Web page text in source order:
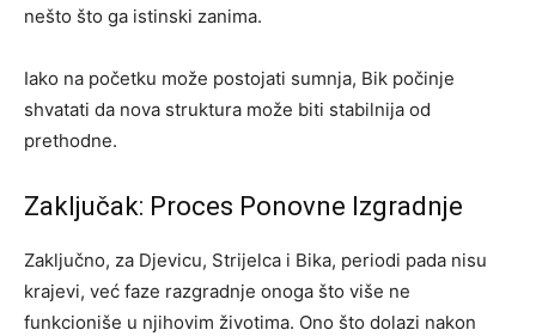
nešto što ga istinski zanima.
Iako na početku može postojati sumnja, Bik počinje
shvatati da nova struktura može biti stabilnija od
prethodne.
Zaključak: Proces Ponovne Izgradnje
Zaključno, za Djevicu, Strijelca i Bika, periodi pada nisu
krajevi, već faze razgradnje onoga što više ne
funkcioniše u njihovim životima. Ono što dolazi nakon